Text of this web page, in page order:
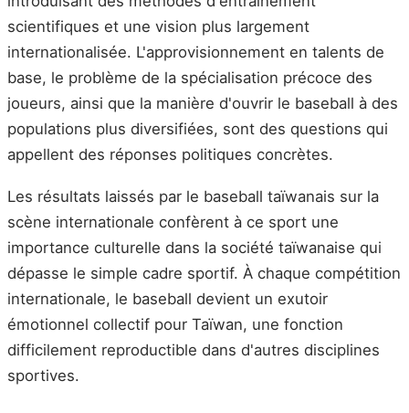
scientifiques et une vision plus largement
internationalisée. L'approvisionnement en talents de
base, le problème de la spécialisation précoce des
joueurs, ainsi que la manière d'ouvrir le baseball à des
populations plus diversifiées, sont des questions qui
appellent des réponses politiques concrètes.
Les résultats laissés par le baseball taïwanais sur la
scène internationale confèrent à ce sport une
importance culturelle dans la société taïwanaise qui
dépasse le simple cadre sportif. À chaque compétition
internationale, le baseball devient un exutoir
émotionnel collectif pour Taïwan, une fonction
difficilement reproductible dans d'autres disciplines
sportives.